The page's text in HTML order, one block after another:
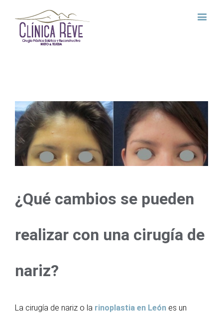
View
Larger
Image
¿Qué cambios se pueden
realizar con una cirugía de
nariz?
La cirugía de nariz o la rinoplastia en León es un